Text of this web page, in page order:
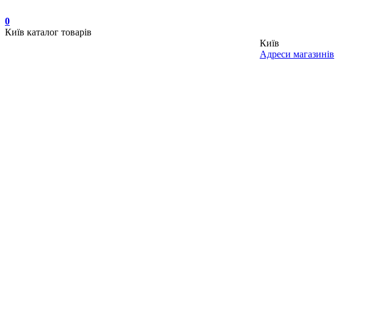
0
Київ каталог товарів
Київ
Адреси магазинів